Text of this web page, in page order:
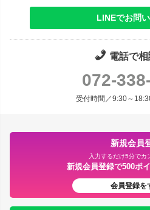
LINEでお問
電話で
072-
受付時間／9:30～
新規会員
入力するだけ5分でカ
新規会員登録で500ポ
会員登録を